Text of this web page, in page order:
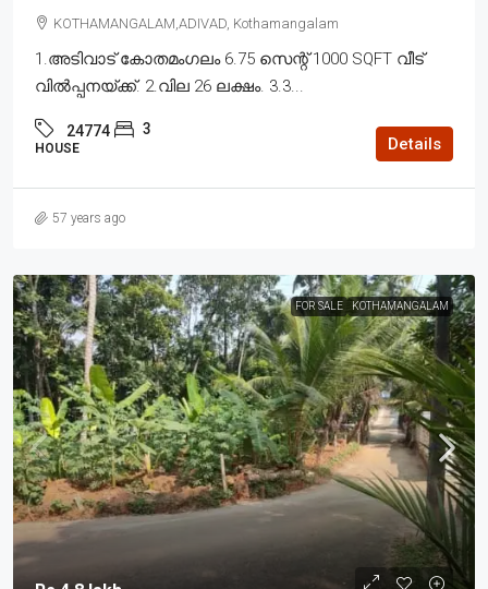
KOTHAMANGALAM,ADIVAD, Kothamangalam
1.അടിവാട് കോതമംഗലം 6.75 സെന്റ് 1000 SQFT വീട്
വിൽപ്പനയ്ക്ക്. 2.വില 26 ലക്ഷം. 3.3...
24774 3
HOUSE Details
57 years ago
FOR SALE KOTHAMANGALAM